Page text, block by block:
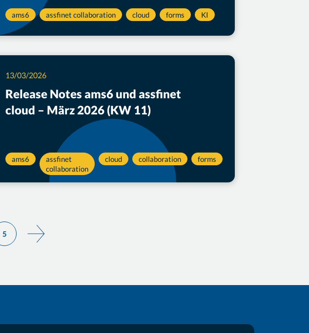
ams6 assfinet collaboration cloud forms KI
KI
Release Notes ams6 und assfinet
cloud – März 2026 (KW 11)
13/03/2026
ams6
assfinet
collaboration
cloud collaboration forms
Seite
5
Nächste